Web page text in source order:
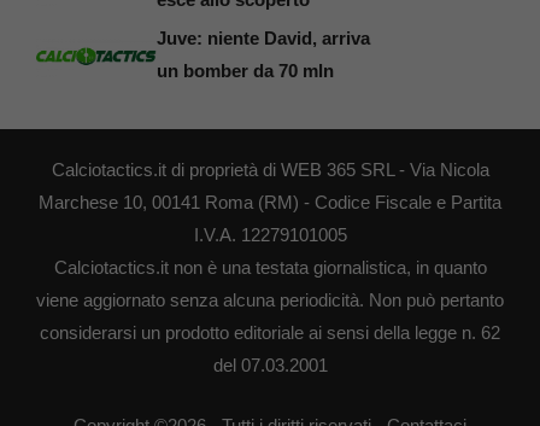
Juve: niente David, arriva
un bomber da 70 mln
Calciotactics.it di proprietà di WEB 365 SRL - Via Nicola
Marchese 10, 00141 Roma (RM) - Codice Fiscale e Partita
I.V.A. 12279101005
Calciotactics.it non è una testata giornalistica, in quanto
viene aggiornato senza alcuna periodicità. Non può pertanto
considerarsi un prodotto editoriale ai sensi della legge n. 62
del 07.03.2001